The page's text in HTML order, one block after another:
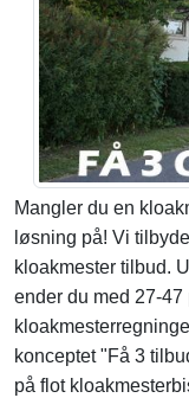
Mangler du en
løsning på! Vi
kloakmester tilbud.
ender du med 27-
konceptet "Få 3
på flot